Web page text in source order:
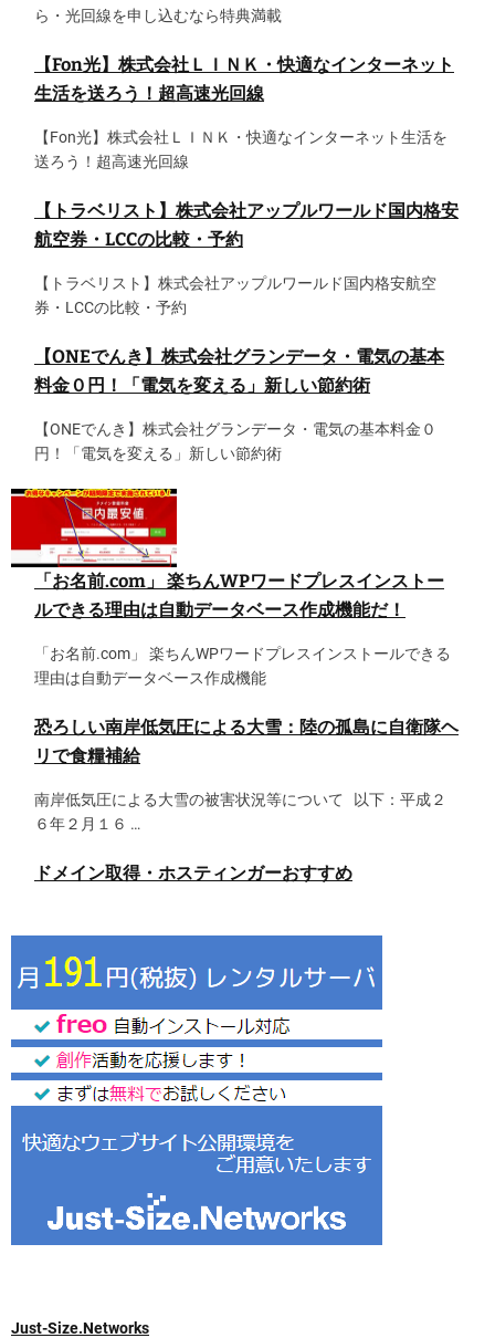
ら・光回線を申し込むなら特典満載
【Fon光】株式会社ＬＩＮＫ・快適なインターネット
生活を送ろう！超高速光回線
【Fon光】株式会社ＬＩＮＫ・快適なインターネット生活を
送ろう！超高速光回線
【トラベリスト】株式会社アップルワールド国内格安
航空券・LCCの比較・予約
【トラベリスト】株式会社アップルワールド国内格安航空
券・LCCの比較・予約
【ONEでんき】株式会社グランデータ・電気の基本
料金０円！「電気を変える」新しい節約術
【ONEでんき】株式会社グランデータ・電気の基本料金０
円！「電気を変える」新しい節約術
「お名前.com」 楽ちんWPワードプレスインストー
ルできる理由は自動データベース作成機能だ！
「お名前.com」 楽ちんWPワードプレスインストールできる
理由は自動データベース作成機能
恐ろしい南岸低気圧による大雪：陸の孤島に自衛隊ヘ
リで食糧補給
南岸低気圧による大雪の被害状況等について 以下：平成２
６年２月１６ …
ドメイン取得・ホスティンガーおすすめ
Just-Size.Networks